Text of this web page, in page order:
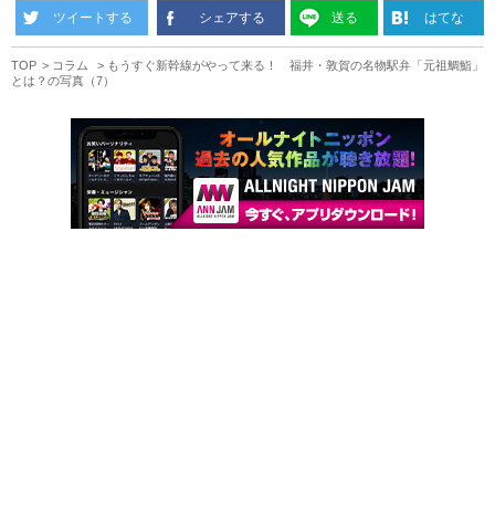
ツイートする シェアする 送る はてな
TOP コラム
もうすぐ新幹線がやって来る！ 福井・敦賀の名物駅弁「元祖鯛鮨」
とは？の写真（7）